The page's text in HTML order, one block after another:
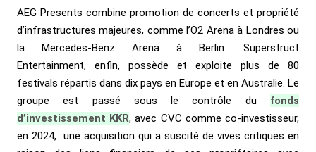
AEG Presents combine promotion de concerts et propriété
d’infrastructures majeures, comme l’O2 Arena à Londres ou
la Mercedes-Benz Arena à Berlin. Superstruct
Entertainment, enfin, possède et exploite plus de 80
festivals répartis dans dix pays en Europe et en Australie. Le
groupe est passé sous le contrôle du fonds
d’investissement KKR, avec CVC comme co-investisseur,
en 2024, une acquisition qui a suscité de vives critiques en